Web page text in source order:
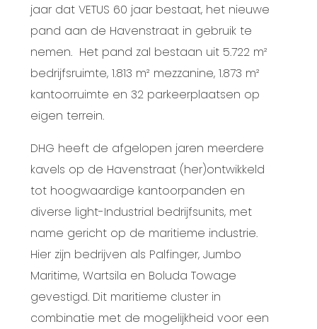
jaar dat VETUS 60 jaar bestaat, het nieuwe
pand aan de Havenstraat in gebruik te
nemen. Het pand zal bestaan uit 5.722 m²
bedrijfsruimte, 1.813 m² mezzanine, 1.873 m²
kantoorruimte en 32 parkeerplaatsen op
eigen terrein.
DHG heeft de afgelopen jaren meerdere
kavels op de Havenstraat (her)ontwikkeld
tot hoogwaardige kantoorpanden en
diverse light-Industrial bedrijfsunits, met
name gericht op de maritieme industrie.
Hier zijn bedrijven als Palfinger, Jumbo
Maritime, Wartsila en Boluda Towage
gevestigd. Dit maritieme cluster in
combinatie met de mogelijkheid voor een